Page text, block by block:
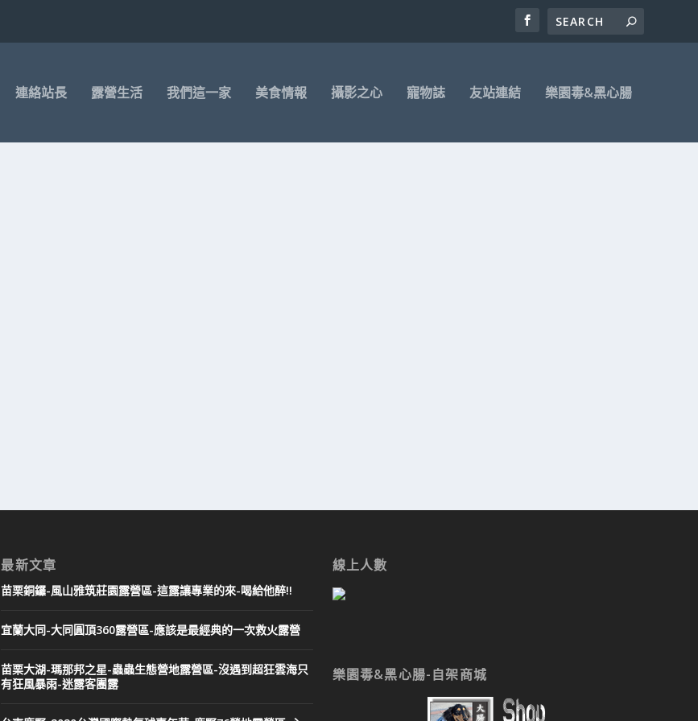
連絡站長 露營生活 我們這一家 美食情報 攝影之心 寵物誌 友站連結 樂園毒&黑心腸
最新文章
苗栗銅鑼-風山雅筑莊園露營區-這露讓專業的來-喝給他醉!!
宜蘭大同-大同圓頂360露營區-應該是最經典的一次救火露營
苗栗大湖-瑪那邦之星-蟲蟲生態營地露營區-沒遇到超狂雲海只
有狂風暴雨-迷露客團露
線上人數
樂園毒&黑心腸-自架商城